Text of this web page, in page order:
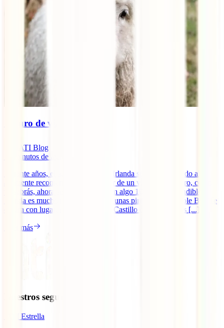
Seguro de viaje a Irlanda
IATI Blog
minutos de lectura
Durante años, el seguro de viaje a Irlanda se ha considerado algo
altamente recomendable para gozar de un viaje seguro pero, como
ya sabrás, ahora se ha convertido en algo 100% imprescindible.
Irlanda es mucho más que tomarse unas pintas en el Temple Bar. Te
espera con lugares únicos como el Castillo de Blanrey, los [...]
Leer más
Nuestros seguros
IATI Estrella